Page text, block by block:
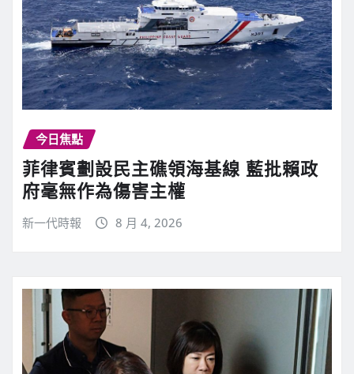
今日焦點
菲律賓劃設民主礁領海基線 藍批賴政
府毫無作為傷害主權
新一代時報 8 月 4, 2026